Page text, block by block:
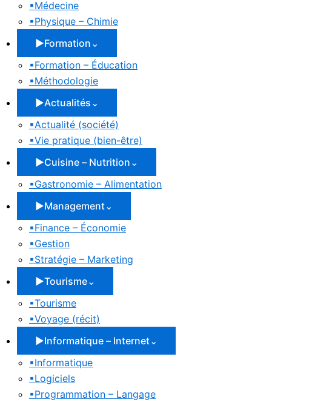
▪Médecine
▪Physique – Chimie
▶Formation ⌄
▪Formation – Éducation
▪Méthodologie
▶Actualités ⌄
▪Actualité (société)
▪Vie pratique (bien-être)
▶Cuisine – Nutrition ⌄
▪Gastronomie – Alimentation
▶Management⌄
▪Finance – Économie
▪Gestion
▪Stratégie – Marketing
▶Tourisme⌄
▪Tourisme
▪Voyage (récit)
▶Informatique – Internet⌄
▪Informatique
▪Logiciels
▪Programmation – Langage